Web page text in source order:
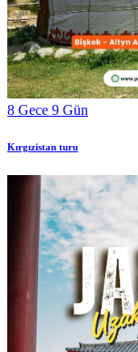
8 Gece 9 Gün
Kırgızistan turu